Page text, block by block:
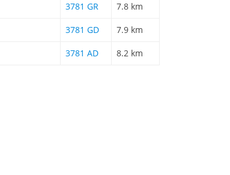
3781 GR 7.8 km
3781 GD 7.9 km
3781 AD 8.2 km